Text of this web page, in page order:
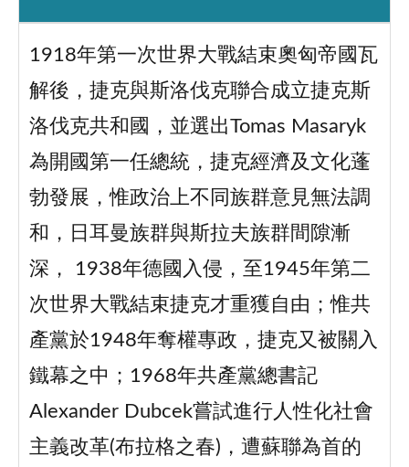
1918年第一次世界大戰結束奧匈帝國瓦
解後，捷克與斯洛伐克聯合成立捷克斯
洛伐克共和國，並選出Tomas Masaryk
為開國第一任總統，捷克經濟及文化蓬
勃發展，惟政治上不同族群意見無法調
和，日耳曼族群與斯拉夫族群間隙漸
深， 1938年德國入侵，至1945年第二
次世界大戰結束捷克才重獲自由；惟共
產黨於1948年奪權專政，捷克又被關入
鐵幕之中；1968年共產黨總書記
Alexander Dubcek嘗試進行人性化社會
主義改革(布拉格之春)，遭蘇聯為首的